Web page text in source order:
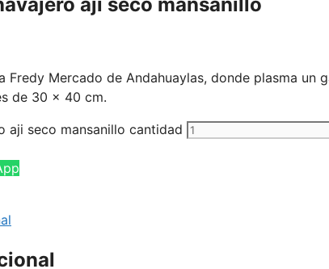
Fredy Mercado de Andahuaylas, donde plasma un
de 30 x 40 cm.
aji seco mansanillo cantidad